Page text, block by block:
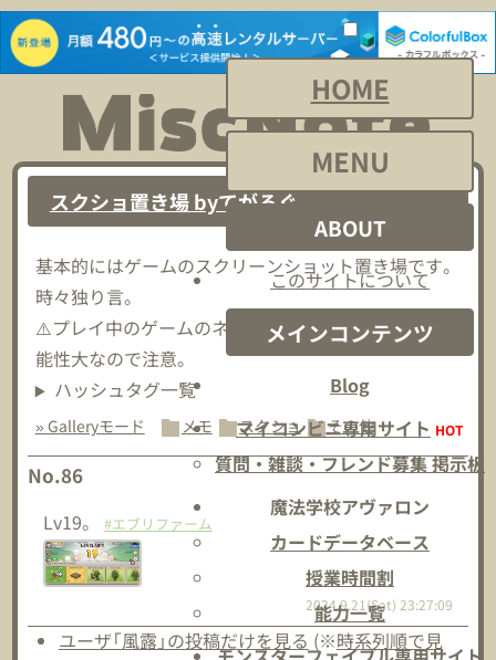
HOME
MENU
ABOUT
このサイトについて
メインコンテンツ
Blog
マイコンビニ専用サイト HOT
質問・雑談・フレンド募集 掲示板
魔法学校アヴァロン
カードデータベース
授業時間割
能力一覧
スクショ置き場 byてがろぐ
基本的にはゲームのスクリーンショット置き場です。
時々独り言。
⚠️プレイ中のゲームのネタバレスクショが流れてる可
能性大なので注意。
ハッシュタグ一覧
» Galleryモード メモ スクショ その他
No.86
Lv19。 #エブリファーム
2024.9.21(Sat) 23:27:09
ユーザ「風露」の投稿だけを見る (※時系列順で見